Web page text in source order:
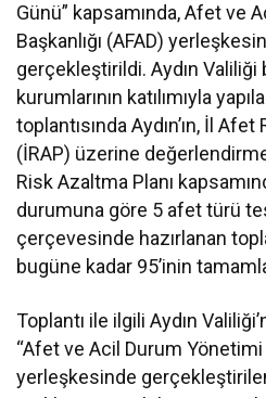
Günü” kapsamında, Afet ve
Başkanlığı (AFAD)
gerçekleştirildi. Aydın Valiliği
kurumlarının katılımıyla
toplantısında Aydın’ın, İl
(İRAP) üzerine
Risk Azaltma Planı
durumuna göre 5 afet türü
çerçevesinde hazırlanan
bugüne kadar 95’inin
Toplantı ile ilgili Aydın
“Afet ve Acil Durum Yönetimi
yerleşkesinde